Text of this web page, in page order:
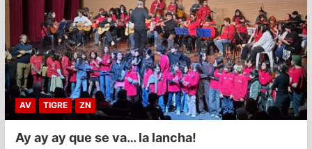
AV TIGRE ZN
Ay ay ay que se va… la lancha!